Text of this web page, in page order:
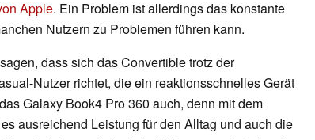
Apple. Ein Problem ist allerdings das konstante
Nutzern zu Problemen führen kann.
dass sich das Convertible trotz der
Nutzer richtet, die ein reaktionsschnelles Gerät
Galaxy Book4 Pro 360 auch, denn mit dem
ausreichend Leistung für den Alltag und auch die